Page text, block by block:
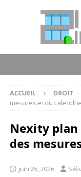
ACCUEIL DROIT
mesures et du
Nexity plan
des
juin 25, 2026